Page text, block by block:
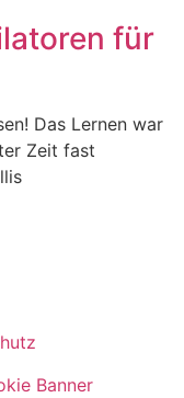
für
Das Lernen war
Zeit fast
Banner